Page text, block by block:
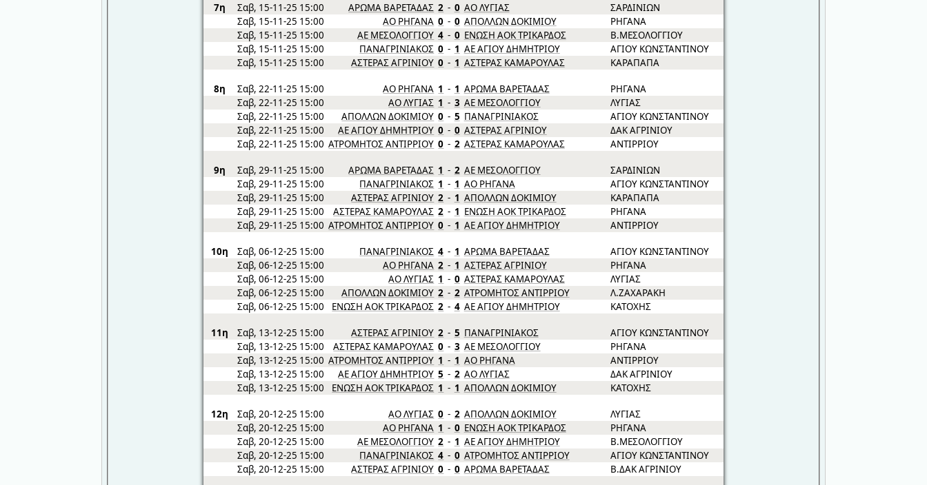
7η Σαβ, 15-11-25 15:00 ΑΡΩΜΑ ΒΑΡΕΤΑΔΑΣ 2 - 0 ΑΟ ΛΥΓΙΑΣ
ΣΑΡΔΙΝΙΩΝ
Σαβ, 15-11-25 15:00
ΑΟ ΡΗΓΑΝΑ 0 - 0 ΑΠΟΛΛΩΝ ΔΟΚΙΜΙΟΥ
ΡΗΓΑΝΑ
Σαβ, 15-11-25 15:00
ΑΕ ΜΕΣΟΛΟΓΓΙΟΥ 4 - 0 ΕΝΩΣΗ ΑΟΚ ΤΡΙΚΑΡΔΟΣ
Β.ΜΕΣΟΛΟΓΓΙΟΥ
Σαβ, 15-11-25 15:00
ΠΑΝΑΓΡΙΝΙΑΚΟΣ 0 - 1 ΑΕ ΑΓΙΟΥ ΔΗΜΗΤΡΙΟΥ
ΑΓΙΟΥ ΚΩΝΣΤΑΝΤΙΝΟΥ
Σαβ, 15-11-25 15:00
ΑΣΤΕΡΑΣ ΑΓΡΙΝΙΟΥ 0 - 1 ΑΣΤΕΡΑΣ ΚΑΜΑΡΟΥΛΑΣ ΚΑΡΑΠΑΠΑ
8η Σαβ, 22-11-25 15:00 ΑΟ ΡΗΓΑΝΑ 1 - 1 ΑΡΩΜΑ ΒΑΡΕΤΑΔΑΣ
ΡΗΓΑΝΑ
Σαβ, 22-11-25 15:00
ΑΟ ΛΥΓΙΑΣ 1 - 3 ΑΕ ΜΕΣΟΛΟΓΓΙΟΥ
ΛΥΓΙΑΣ
Σαβ, 22-11-25 15:00
ΑΠΟΛΛΩΝ ΔΟΚΙΜΙΟΥ 0 - 5 ΠΑΝΑΓΡΙΝΙΑΚΟΣ
ΑΓΙΟΥ ΚΩΝΣΤΑΝΤΙΝΟΥ
Σαβ, 22-11-25 15:00
ΑΕ ΑΓΙΟΥ ΔΗΜΗΤΡΙΟΥ 0 - 0 ΑΣΤΕΡΑΣ ΑΓΡΙΝΙΟΥ
ΔΑΚ ΑΓΡΙΝΙΟΥ
Σαβ, 22-11-25 15:00 ΑΤΡΟΜΗΤΟΣ ΑΝΤΙΡΡΙΟΥ 0 - 2 ΑΣΤΕΡΑΣ ΚΑΜΑΡΟΥΛΑΣ ΑΝΤΙΡΡΙΟΥ
9η Σαβ, 29-11-25 15:00 ΑΡΩΜΑ ΒΑΡΕΤΑΔΑΣ 1 - 2 ΑΕ ΜΕΣΟΛΟΓΓΙΟΥ
ΣΑΡΔΙΝΙΩΝ
Σαβ, 29-11-25 15:00
ΠΑΝΑΓΡΙΝΙΑΚΟΣ 1 - 1 ΑΟ ΡΗΓΑΝΑ
ΑΓΙΟΥ ΚΩΝΣΤΑΝΤΙΝΟΥ
Σαβ, 29-11-25 15:00
ΑΣΤΕΡΑΣ ΑΓΡΙΝΙΟΥ 2 - 1 ΑΠΟΛΛΩΝ ΔΟΚΙΜΙΟΥ
ΚΑΡΑΠΑΠΑ
Σαβ, 29-11-25 15:00
ΑΣΤΕΡΑΣ ΚΑΜΑΡΟΥΛΑΣ 2 - 1 ΕΝΩΣΗ ΑΟΚ ΤΡΙΚΑΡΔΟΣ
ΡΗΓΑΝΑ
Σαβ, 29-11-25 15:00 ΑΤΡΟΜΗΤΟΣ ΑΝΤΙΡΡΙΟΥ 0 - 1 ΑΕ ΑΓΙΟΥ ΔΗΜΗΤΡΙΟΥ ΑΝΤΙΡΡΙΟΥ
10η Σαβ, 06-12-25 15:00 ΠΑΝΑΓΡΙΝΙΑΚΟΣ 4 - 1 ΑΡΩΜΑ ΒΑΡΕΤΑΔΑΣ
ΑΓΙΟΥ ΚΩΝΣΤΑΝΤΙΝΟΥ
Σαβ, 06-12-25 15:00
ΑΟ ΡΗΓΑΝΑ 2 - 1 ΑΣΤΕΡΑΣ ΑΓΡΙΝΙΟΥ
ΡΗΓΑΝΑ
Σαβ, 06-12-25 15:00
ΑΟ ΛΥΓΙΑΣ 1 - 0 ΑΣΤΕΡΑΣ ΚΑΜΑΡΟΥΛΑΣ
ΛΥΓΙΑΣ
Σαβ, 06-12-25 15:00
ΑΠΟΛΛΩΝ ΔΟΚΙΜΙΟΥ 2 - 2 ΑΤΡΟΜΗΤΟΣ ΑΝΤΙΡΡΙΟΥ
Λ.ΖΑΧΑΡΑΚΗ
Σαβ, 06-12-25 15:00
ΕΝΩΣΗ ΑΟΚ ΤΡΙΚΑΡΔΟΣ 2 - 4 ΑΕ ΑΓΙΟΥ ΔΗΜΗΤΡΙΟΥ ΚΑΤΟΧΗΣ
11η Σαβ, 13-12-25 15:00 ΑΣΤΕΡΑΣ ΑΓΡΙΝΙΟΥ 2 - 5 ΠΑΝΑΓΡΙΝΙΑΚΟΣ
ΑΓΙΟΥ ΚΩΝΣΤΑΝΤΙΝΟΥ
Σαβ, 13-12-25 15:00
ΑΣΤΕΡΑΣ ΚΑΜΑΡΟΥΛΑΣ 0 - 3 ΑΕ ΜΕΣΟΛΟΓΓΙΟΥ
ΡΗΓΑΝΑ
Σαβ, 13-12-25 15:00 ΑΤΡΟΜΗΤΟΣ ΑΝΤΙΡΡΙΟΥ 1 - 1 ΑΟ ΡΗΓΑΝΑ
ΑΝΤΙΡΡΙΟΥ
Σαβ, 13-12-25 15:00
ΑΕ ΑΓΙΟΥ ΔΗΜΗΤΡΙΟΥ 5 - 2 ΑΟ ΛΥΓΙΑΣ
ΔΑΚ ΑΓΡΙΝΙΟΥ
Σαβ, 13-12-25 15:00
ΕΝΩΣΗ ΑΟΚ ΤΡΙΚΑΡΔΟΣ 1 - 1 ΑΠΟΛΛΩΝ ΔΟΚΙΜΙΟΥ ΚΑΤΟΧΗΣ
12η Σαβ, 20-12-25 15:00 ΑΟ ΛΥΓΙΑΣ 0 - 2 ΑΠΟΛΛΩΝ ΔΟΚΙΜΙΟΥ
ΛΥΓΙΑΣ
Σαβ, 20-12-25 15:00
ΑΟ ΡΗΓΑΝΑ 1 - 0 ΕΝΩΣΗ ΑΟΚ ΤΡΙΚΑΡΔΟΣ
ΡΗΓΑΝΑ
Σαβ, 20-12-25 15:00
ΑΕ ΜΕΣΟΛΟΓΓΙΟΥ 2 - 1 ΑΕ ΑΓΙΟΥ ΔΗΜΗΤΡΙΟΥ
Β.ΜΕΣΟΛΟΓΓΙΟΥ
Σαβ, 20-12-25 15:00
ΠΑΝΑΓΡΙΝΙΑΚΟΣ 4 - 0 ΑΤΡΟΜΗΤΟΣ ΑΝΤΙΡΡΙΟΥ
ΑΓΙΟΥ ΚΩΝΣΤΑΝΤΙΝΟΥ
Σαβ, 20-12-25 15:00
ΑΣΤΕΡΑΣ ΑΓΡΙΝΙΟΥ 0 - 0 ΑΡΩΜΑ ΒΑΡΕΤΑΔΑΣ Β.ΔΑΚ ΑΓΡΙΝΙΟΥ